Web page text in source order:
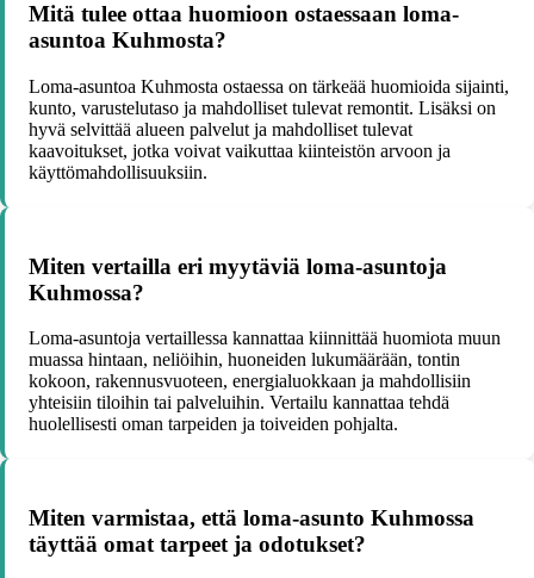
Mitä tulee ottaa huomioon ostaessaan loma-
asuntoa Kuhmosta?
Loma-asuntoa Kuhmosta ostaessa on tärkeää huomioida sijainti,
kunto, varustelutaso ja mahdolliset tulevat remontit. Lisäksi on
hyvä selvittää alueen palvelut ja mahdolliset tulevat
kaavoitukset, jotka voivat vaikuttaa kiinteistön arvoon ja
käyttömahdollisuuksiin.
Miten vertailla eri myytäviä loma-asuntoja
Kuhmossa?
Loma-asuntoja vertaillessa kannattaa kiinnittää huomiota muun
muassa hintaan, neliöihin, huoneiden lukumäärään, tontin
kokoon, rakennusvuoteen, energialuokkaan ja mahdollisiin
yhteisiin tiloihin tai palveluihin. Vertailu kannattaa tehdä
huolellisesti oman tarpeiden ja toiveiden pohjalta.
Miten varmistaa, että loma-asunto Kuhmossa
täyttää omat tarpeet ja odotukset?